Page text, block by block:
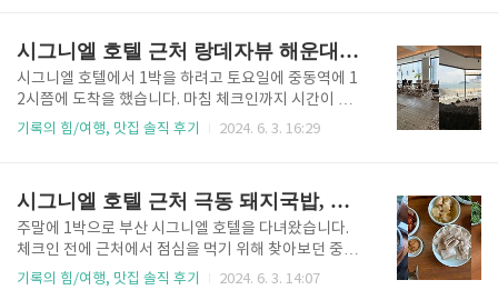
구의역 1번 출구 뒷길목 즈음에 위치해 았습니다. 서울 광진구의 동네맛집
으로 유명하며 주로 동네 주민들이 오랫동안 이용한 식당이라고 합니다.
보통 저녁쯤에 가면 술을 드시는 동네분들이 계시거나 혼밥 하는 분들이
계십니다. 메뉴는 감자탕과 해장국이 전부이며 밑반찬과 공깃밥이 함께..
시그니엘 호텔 근처 랑데자뷰 해운대점, 오션뷰 카페 추천
시그니엘 호텔에서 1박을 하려고 토요일에 중동역에 1
2시쯤에 도착을 했습니다. 마침 체크인까지 시간이 좀
남아서 근처 호텔을 찾아보던 중에 오션뷰이면서 통창
경 사진(오션뷰) 및 후기 등에 대해서 소개해드리겠습
니다. 목차 1. 랑데자뷰 해운대점 상세정보 2. 랑데자뷰
해운대점 음료메뉴 3. 랑데자뷰 해운대점 2층 전경 4.
랑데자뷰 해운대점 음료 후기 5. 시그니엘 근처 점심 맛
집 추천 1. 랑데자뷰 해운대점 상세정보주소 : 부산 해운
기록의 힘/여행, 맛집 솔직 후기 2024. 6. 3. 16:29
시그니엘 호텔 근처 극동 돼지국밥, 해운대 중동
주말에 1박으로 부산 시그니엘 호텔을 다녀왔습니다.
체크인 전에 근처에서 점심을 먹기 위해 찾아보던 중에
부산하면 돼지국밥이 유명해서 시그니엘 근처에 있는
기록의 힘/여행, 맛집 솔직 후기 2024. 6. 3. 14:07